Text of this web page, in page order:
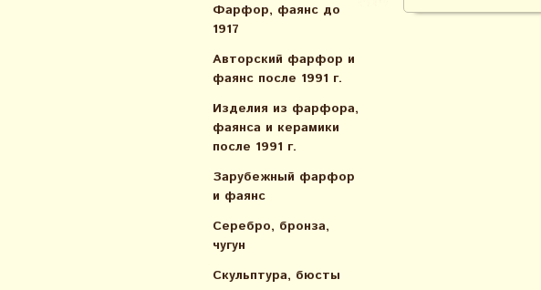
Фарфор, фаянс до
1917
Авторский фарфор и
фаянс после 1991 г.
Изделия из фарфора,
фаянса и керамики
после 1991 г.
Зарубежный фарфор
и фаянс
Серебро, бронза,
чугун
Скульптура, бюсты